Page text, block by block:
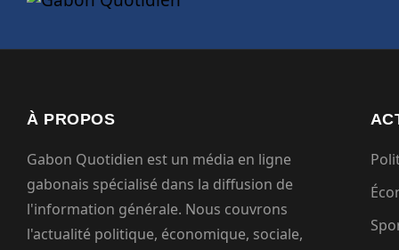
À PROPOS
Gabon Quotidien est un média en ligne
gabonais spécialisé dans la diffusion de
l'information générale. Nous couvrons
l'actualité politique, économique, sociale,